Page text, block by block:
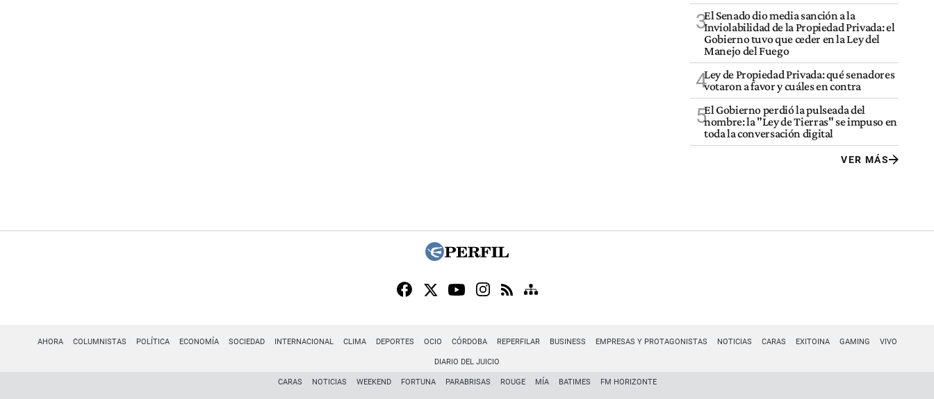
3El Senado dio media sanción a la
Inviolabilidad de la Propiedad Privada: el
Gobierno tuvo que ceder en la Ley del
Manejo del Fuego
4Ley de Propiedad Privada: qué senadores
votaron a favor y cuáles en contra
5El Gobierno perdió la pulseada del
nombre: la "Ley de Tierras" se impuso en
toda la conversación digital
VER MÁS
AHORA COLUMNISTAS POLÍTICA ECONOMÍA SOCIEDAD INTERNACIONAL CLIMA DEPORTES OCIO CÓRDOBA REPERFILAR BUSINESS EMPRESAS Y PROTAGONISTAS NOTICIAS CARAS EXITOINA GAMING VIVO
DIARIO DEL JUICIO
CARAS NOTICIAS WEEKEND FORTUNA PARABRISAS ROUGE MÍA BATIMES FM HORIZONTE